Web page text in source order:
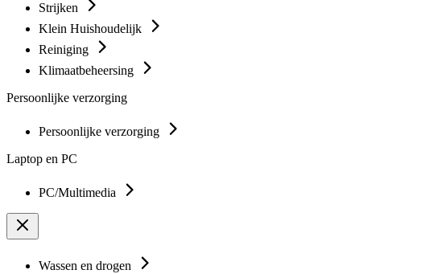
Strijken
Klein Huishoudelijk
Reiniging
Klimaatbeheersing
Persoonlijke verzorging
Persoonlijke verzorging
Laptop en PC
PC/Multimedia
Wassen en drogen